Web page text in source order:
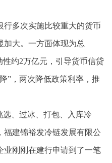
多次实施比较重大的货币
加大。一方面体现为总
约2万亿元，引导货币信贷
”，两次降低政策利率，推
、过冰、打包、入库冷
建锦裕发冷链发展有限公
业刚刚在建行申请到了一笔